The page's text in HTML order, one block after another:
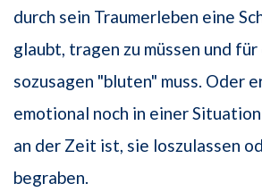
durch sein Traumerleben eine
glaubt, tragen zu müssen und
sozusagen "bluten" muss. Oder
emotional noch in einer
an der Zeit ist, sie loszulassen
begraben.